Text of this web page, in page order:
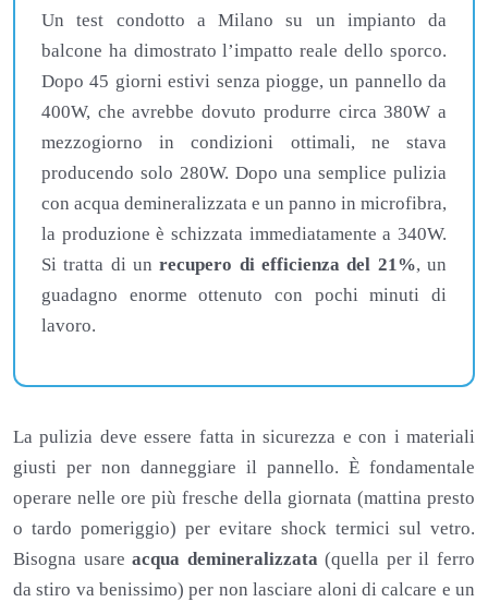
Un test condotto a Milano su un impianto da
balcone ha dimostrato l’impatto reale dello sporco.
Dopo 45 giorni estivi senza piogge, un pannello da
400W, che avrebbe dovuto produrre circa 380W a
mezzogiorno in condizioni ottimali, ne stava
producendo solo 280W. Dopo una semplice pulizia
con acqua demineralizzata e un panno in microfibra,
la produzione è schizzata immediatamente a 340W.
Si tratta di unrecupero di efficienza del 21%, un
guadagno enorme ottenuto con pochi minuti di
lavoro.
La pulizia deve essere fatta in sicurezza e con i materiali
giusti per non danneggiare il pannello. È fondamentale
operare nelle ore più fresche della giornata (mattina presto
o tardo pomeriggio) per evitare shock termici sul vetro.
Bisogna usareacqua demineralizzata(quella per il ferro
da stiro va benissimo) per non lasciare aloni di calcare e un